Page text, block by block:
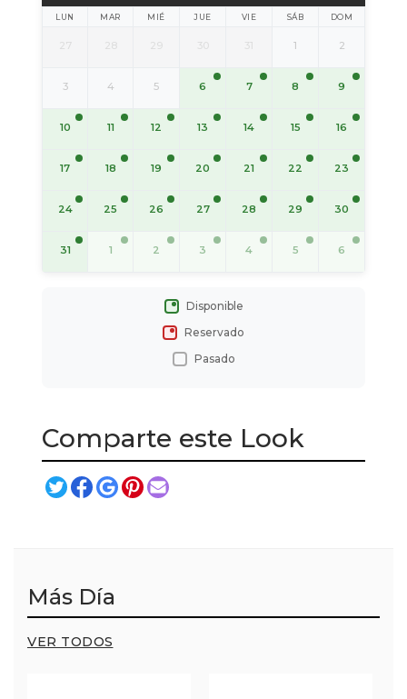
LUN MAR MIÉ JUE VIE SÁB DOM
27 28 29 30 31 1 2
3 4 5 6 7 8 9
10 11 12 13 14 15 16
17 18 19 20 21 22 23
24 25 26 27 28 29 30
31 1 2 3 4 5 6
Disponible
Reservado
Pasado
Comparte este Look
Más Día
VER TODOS